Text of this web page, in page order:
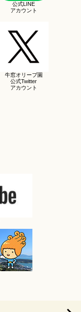
公式LINE
アカウント
牛窓オリーブ園
公式Twitter
アカウント